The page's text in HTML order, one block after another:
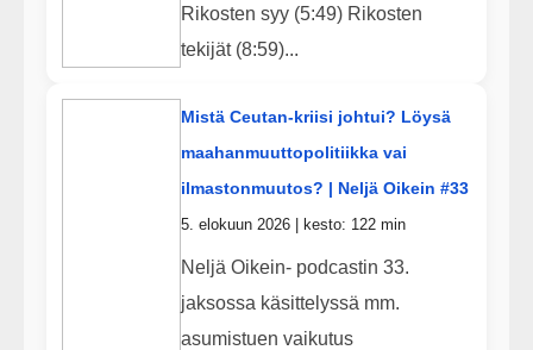
Rikosten syy (5:49) Rikosten
tekijät (8:59)...
Mistä Ceutan-kriisi johtui? Löysä
maahanmuuttopolitiikka vai
ilmastonmuutos? | Neljä Oikein #33
5. elokuun 2026 | kesto: 122 min
Neljä Oikein- podcastin 33.
jaksossa käsittelyssä mm.
asumistuen vaikutus